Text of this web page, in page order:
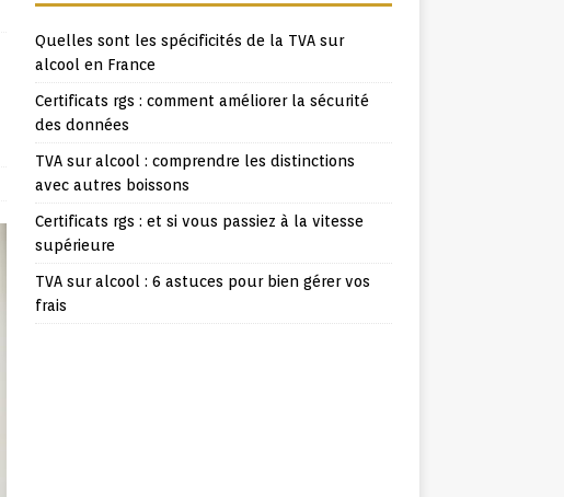
Quelles sont les spécificités de la TVA sur
alcool en France
Certificats rgs : comment améliorer la sécurité
des données
TVA sur alcool : comprendre les distinctions
avec autres boissons
Certificats rgs : et si vous passiez à la vitesse
supérieure
TVA sur alcool : 6 astuces pour bien gérer vos
frais